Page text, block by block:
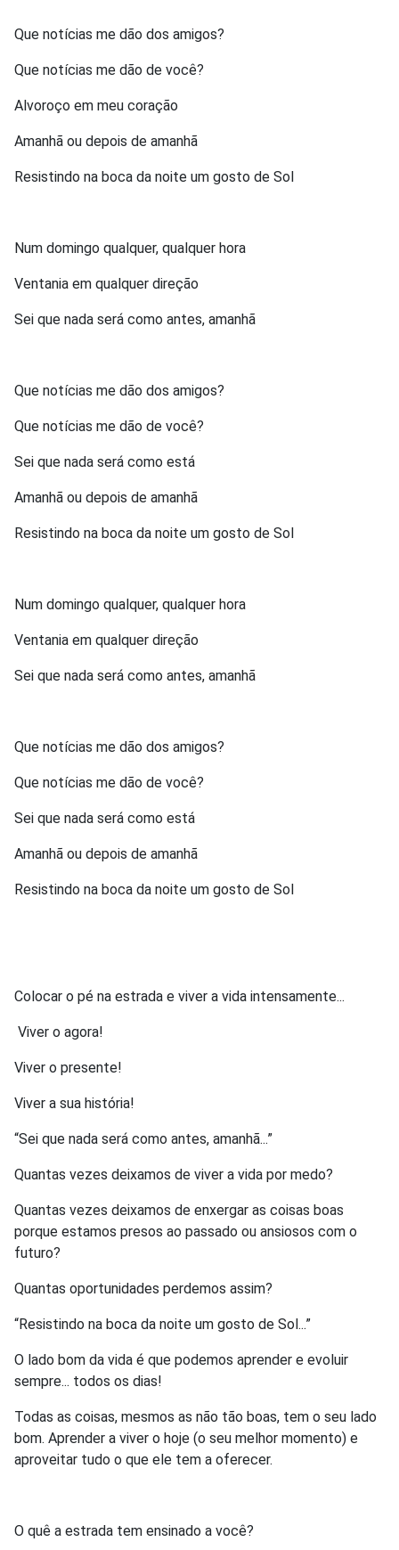
Que notícias me dão dos amigos?
Que notícias me dão de você?
Alvoroço em meu coração
Amanhã ou depois de amanhã
Resistindo na boca da noite um gosto de Sol
Num domingo qualquer, qualquer hora
Ventania em qualquer direção
Sei que nada será como antes, amanhã
Que notícias me dão dos amigos?
Que notícias me dão de você?
Sei que nada será como está
Amanhã ou depois de amanhã
Resistindo na boca da noite um gosto de Sol
Num domingo qualquer, qualquer hora
Ventania em qualquer direção
Sei que nada será como antes, amanhã
Que notícias me dão dos amigos?
Que notícias me dão de você?
Sei que nada será como está
Amanhã ou depois de amanhã
Resistindo na boca da noite um gosto de Sol
Colocar o pé na estrada e viver a vida intensamente...
Viver o agora!
Viver o presente!
Viver a sua história!
“Sei que nada será como antes, amanhã...”
Quantas vezes deixamos de viver a vida por medo?
Quantas vezes deixamos de enxergar as coisas boas
porque estamos presos ao passado ou ansiosos com o
futuro?
Quantas oportunidades perdemos assim?
“Resistindo na boca da noite um gosto de Sol...”
O lado bom da vida é que podemos aprender e evoluir
sempre... todos os dias!
Todas as coisas, mesmos as não tão boas, tem o seu lado
bom. Aprender a viver o hoje (o seu melhor momento) e
aproveitar tudo o que ele tem a oferecer.
O quê a estrada tem ensinado a você?